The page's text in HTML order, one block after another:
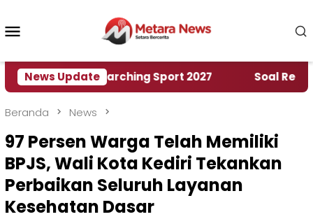
konten
News Update
World Marching Sport 2027 ‎Soal Rencana
Beranda News
97 Persen Warga Telah Memiliki
BPJS, Wali Kota Kediri Tekankan
Perbaikan Seluruh Layanan
Kesehatan Dasar